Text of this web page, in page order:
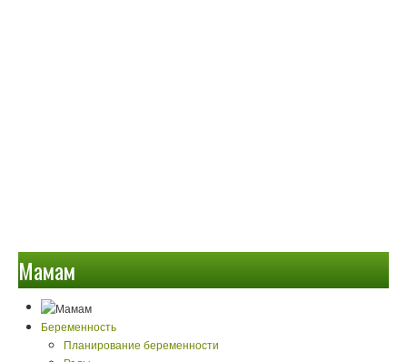
Мамам
Беременность
Планирование беременности